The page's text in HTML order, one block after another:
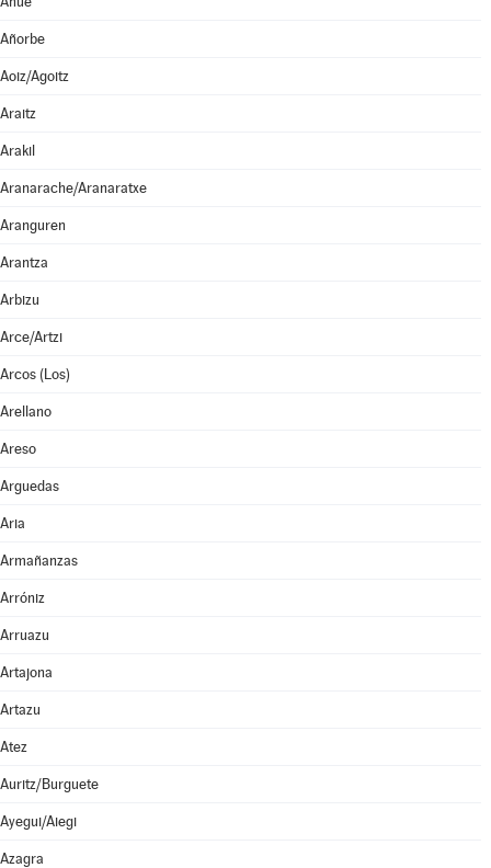
Añorbe
Aoiz/Agoitz
Araitz
Arakil
Aranarache/Aranaratxe
Aranguren
Arantza
Arbizu
Arce/Artzi
Arcos (Los)
Arellano
Areso
Arguedas
Aria
Armañanzas
Arróniz
Arruazu
Artajona
Artazu
Atez
Auritz/Burguete
Ayegui/Aiegi
Azagra